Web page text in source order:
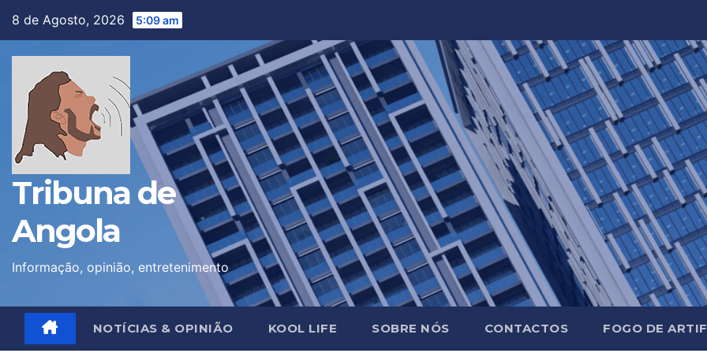
8 de Agosto, 2026 5:09 am
Tribuna de
Angola
Informação, opinião, entretenimento
NOTÍCIAS & OPINIÃO KOOL LIFE SOBRE NÓS CONTACTOS FOGO DE